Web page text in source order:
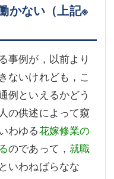
かない（上記※
事例が，以前より
ないけれども，こ
例といえるかどう
の供述によって窺
わゆる花嫁修業の
のであって，就職
いわねばらなな